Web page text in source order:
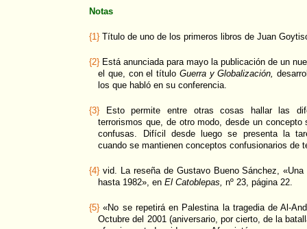
Notas
{1} Título de uno de los primeros libros de Juan
{2} Está anunciada para mayo la publicación de un
el que, con el título Guerra y Globalización,
los que habló en su conferencia.
{3} Esto permite entre otras cosas hallar las
terrorismos que, de otro modo, desde un concepto
confusas. Difícil desde luego se presenta la
cuando se mantienen conceptos confusionarios de
{4} vid. La reseña de Gustavo Bueno Sánchez,
hasta 1982», enEl Catoblepas, nº 23, página 22.
{5} «No se repetirá en Palestina la tragedia de Al-
Octubre del 2001 (aniversario, por cierto, de la